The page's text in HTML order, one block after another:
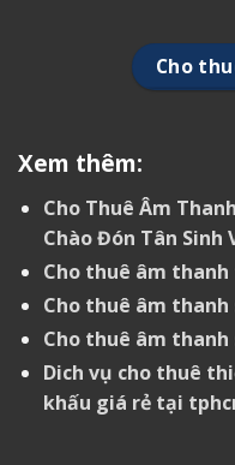
Cho
Xem thêm:
Cho Thuê Âm
Chào Đón Tân Sinh
Cho thuê âm
Cho thuê âm
Cho thuê âm thanh
Dich vụ cho thuê
khấu giá rẻ tại